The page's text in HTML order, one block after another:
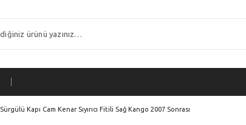
Sürgülü Kapı Cam Kenar Sıyırıcı Fitili Sağ Kango 2007 Sonrası